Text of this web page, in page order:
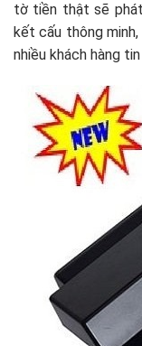
tờ tiền thật sẽ phát
kết cấu thông
nhiều khách hàng